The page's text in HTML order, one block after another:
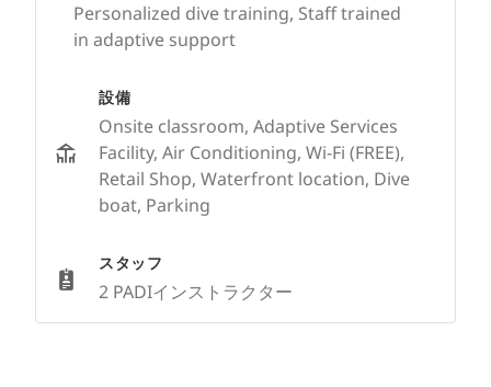
Personalized dive training, Staff trained
in adaptive support
設備
Onsite classroom, Adaptive Services
Facility, Air Conditioning, Wi-Fi (FREE),
Retail Shop, Waterfront location, Dive
boat, Parking
スタッフ
2 PADIインストラクター